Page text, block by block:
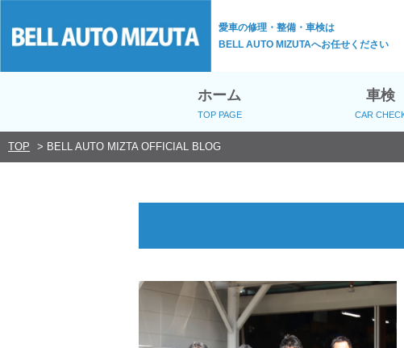
愛車の修理・整備・車検は
BELL AUTO MIZUTAへお任せください
ホーム
TOP PAGE
車検
CAR
TOP > BELL AUTO MIZTA OFFICIAL BLOG